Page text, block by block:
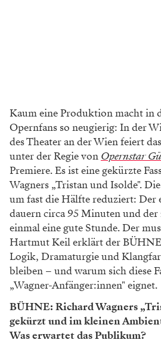
Kaum eine Produktion macht in
Opernfans so neugierig: In der
des Theater an der Wien feiert
unter der Regie von Opernstar
Premiere. Es ist eine gekürzte
Wagners „Tristan und Isolde".
um fast die Hälfte reduziert: Der
dauern circa 95 Minuten und
einmal eine gute Stunde. Der
Hartmut Keil erklärt der
Logik, Dramaturgie und
bleiben – und warum sich diese
„Wagner-Anfänger:innen" eignet.
BÜHNE: Richard Wagners
gekürzt und im kleinen
Was erwartet das Publikum?